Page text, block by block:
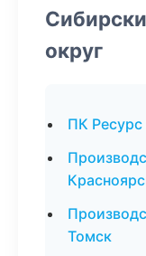
округ
ПК
Томск